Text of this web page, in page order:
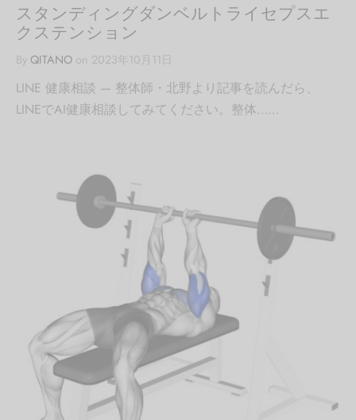
スタンディングダンベルトライセプスエ
クステンション
By QITANO on 2023年10月11日
LINE 健康相談 — 整体師・北野より記事を読んだら、
LINEでAI健康相談してみてください。整体……